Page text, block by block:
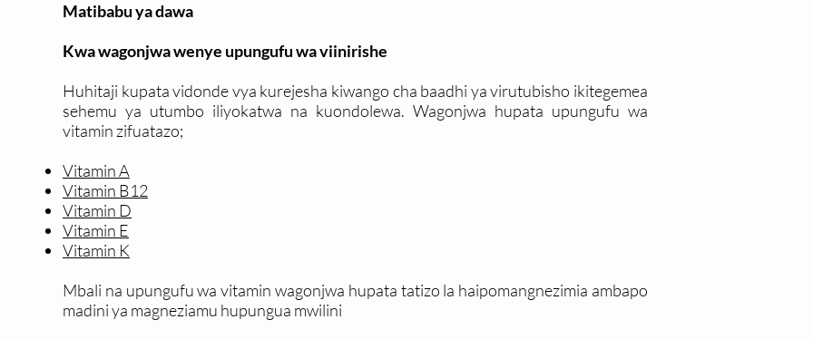
Matibabu ya dawa
Kwa wagonjwa wenye upungufu wa viinirishe
Huhitaji kupata vidonde vya kurejesha kiwango cha baadhi ya virutubisho ikitegemea
sehemu ya utumbo iliyokatwa na kuondolewa. Wagonjwa hupata upungufu wa
vitamin zifuatazo;
Vitamin A
Vitamin B12
Vitamin D
Vitamin E
Vitamin K
Mbali na upungufu wa vitamin wagonjwa hupata tatizo la haipomangnezimia ambapo
madini ya magneziamu hupungua mwilini